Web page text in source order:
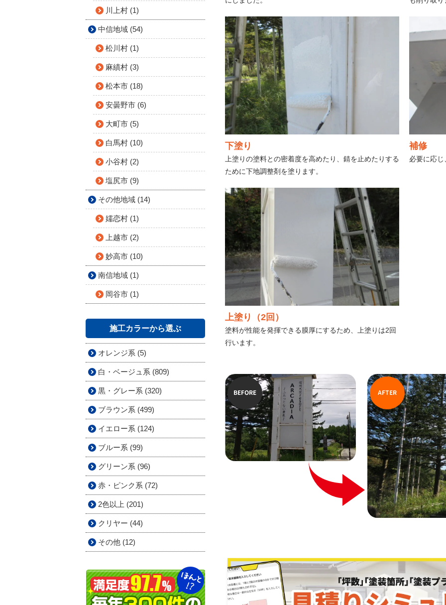
下塗り
上塗りの塗料との密着度を高めたり、錆を止めたりする
ために下地調整剤を塗ります。
補修
必要に応
上塗り（2回）
塗料が性能を発揮できる膜厚にするため、上塗りは2回
行います。
AFTER
BEFORE
川上村 (1)
中信地域 (54)
松川村 (1)
麻績村 (3)
松本市 (18)
安曇野市 (6)
大町市 (5)
白馬村 (10)
小谷村 (2)
塩尻市 (9)
その他地域 (14)
嬬恋村 (1)
上越市 (2)
妙高市 (10)
南信地域 (1)
岡谷市 (1)
施工カラーから選ぶ
オレンジ系 (5)
白・ベージュ系 (809)
黒・グレー系 (320)
ブラウン系 (499)
イエロー系 (124)
ブルー系 (99)
グリーン系 (96)
赤・ピンク系 (72)
2色以上 (201)
クリヤー (44)
その他 (12)